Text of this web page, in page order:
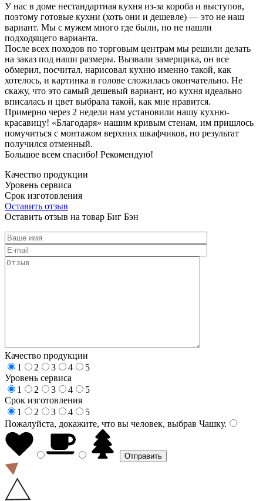
У нас в доме нестандартная кухня из-за короба и выступов,
поэтому готовые кухни (хоть они и дешевле) — это не наш
вариант. Мы с мужем много где были, но не нашли
подходящего варианта.
После всех походов по торговым центрам мы решили делать
на заказ под наши размеры. Вызвали замерщика, он все
обмерил, посчитал, нарисовал кухню именно такой, как
хотелось, и картинка в голове сложилась окончательно. Не
скажу, что это самый дешевый вариант, но кухня идеально
вписалась и цвет выбрала такой, как мне нравится.
Примерно через 2 недели нам установили нашу кухню-
красавицу! «Благодаря» нашим кривым стенам, им пришлось
помучиться с монтажом верхних шкафчиков, но результат
получился отменный.
Большое всем спасибо! Рекомендую!
Качество продукции
Уровень сервиса
Срок изготовления
Оставить отзыв
Оставить отзыв на товар Биг Бэн
Качество продукции
1
2 3 4
5
Уровень сервиса
1
2 3 4
5
Срок изготовления
1
2 3 4
5
Пожалуйста, докажите, что вы человек, выбрав Чашку.